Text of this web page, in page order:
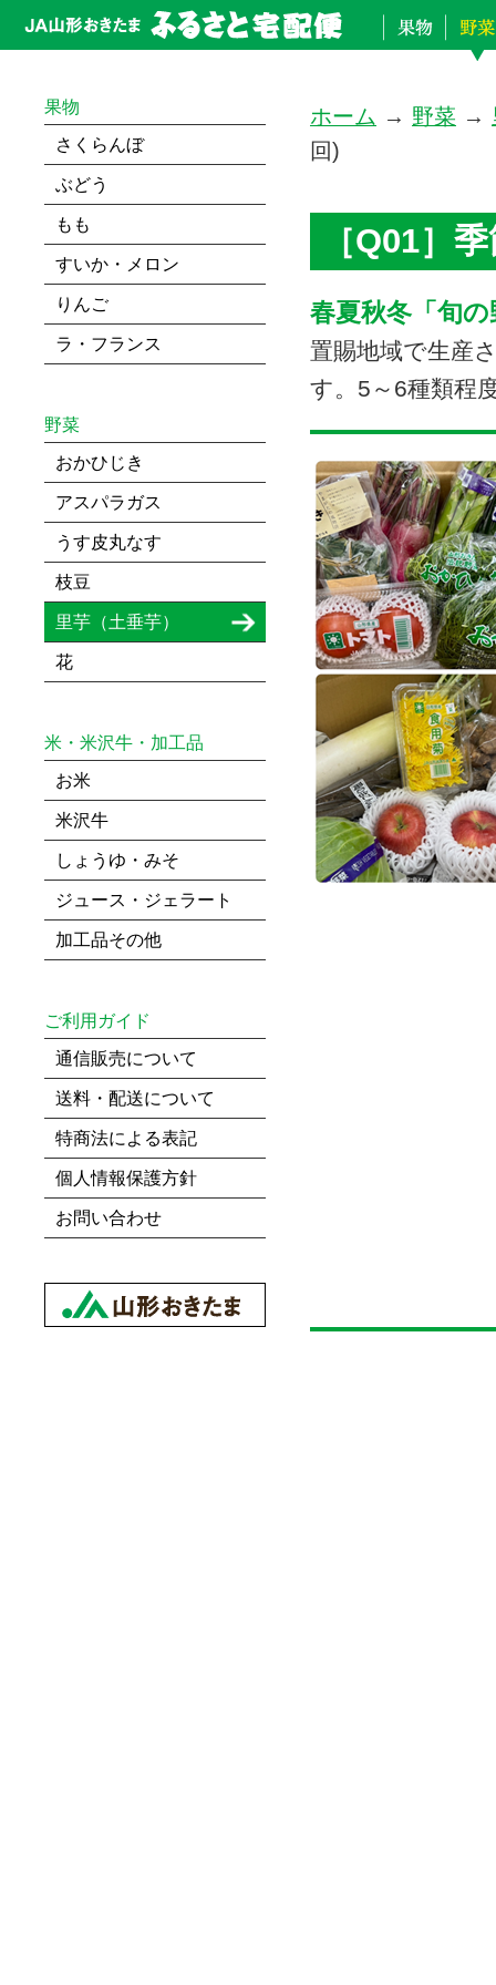
ホーム → 野菜 →
回)
［Q01］
春夏秋冬「旬
置賜地域で生産
す。5～6種類程
果物
さくらんぼ
ぶどう
もも
すいか・メロン
りんご
ラ・フランス
野菜
おかひじき
アスパラガス
うす皮丸なす
枝豆
里芋（土垂芋）
花
米・米沢牛・加工品
お米
米沢牛
しょうゆ・みそ
ジュース・ジェラート
加工品その他
ご利用ガイド
通信販売について
送料・配送について
特商法による表記
個人情報保護方針
お問い合わせ